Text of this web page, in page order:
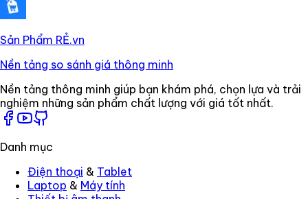
Sản Phẩm RẺ.vn
Nền tảng so sánh giá thông minh
Nền tảng thông minh giúp bạn khám phá, chọn lựa và trải
nghiệm những sản phẩm chất lượng với giá tốt nhất.
Danh mục
Điện thoại & Tablet
Laptop & Máy tính